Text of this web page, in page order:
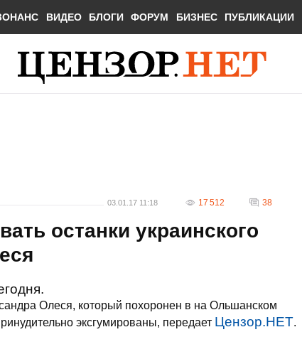
ВИДЕО БЛОГИ ФОРУМ БИЗНЕС ПУБЛИКАЦИИ
03.01.17 11:18 17 512 38
останки украинского
Олеся, который похоронен в на Ольшанском
эксгумированы, передает Цензор.НЕТ.